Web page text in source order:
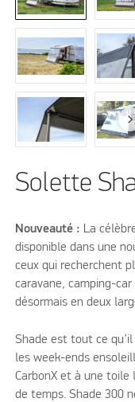
Solette
Nouveauté : La
disponible dans une
ceux qui recherchent
caravane, camping-
désormais en deux
Shade est tout ce
les week-ends
CarbonX et à une
de temps. Shade 300